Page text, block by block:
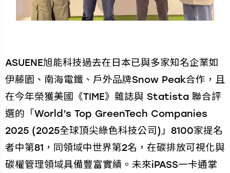
ASUENE旭能科技過去在日本已與多家知名企業如
伊藤園、南海電鐵、戶外品牌Snow Peak合作，且
在今年榮獲美國《TIME》雜誌與 Statista 聯合評
選的「World’s Top GreenTech Companies
2025 (2025全球頂尖綠色科技公司)」8100家提名
者中第81，同領域中世界第2名，在碳排放可視化與
碳權管理領域具備豐富實績。未來iPASS一卡通掌